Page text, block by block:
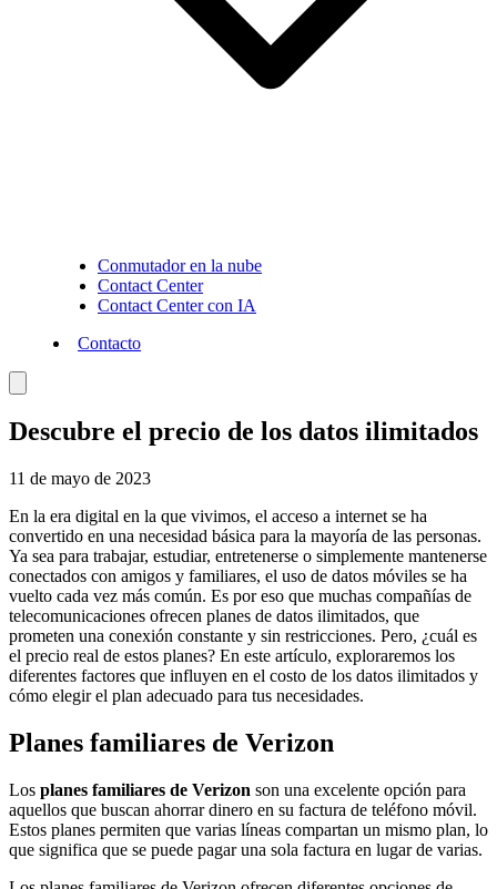
Conmutador en la nube
Contact Center
Contact Center con IA
Contacto
Descubre el precio de los datos ilimitados
11 de mayo de 2023
En la era digital en la que vivimos, el acceso a internet se ha
convertido en una necesidad básica para la mayoría de las personas.
Ya sea para trabajar, estudiar, entretenerse o simplemente mantenerse
conectados con amigos y familiares, el uso de datos móviles se ha
vuelto cada vez más común. Es por eso que muchas compañías de
telecomunicaciones ofrecen planes de datos ilimitados, que
prometen una conexión constante y sin restricciones. Pero, ¿cuál es
el precio real de estos planes? En este artículo, exploraremos los
diferentes factores que influyen en el costo de los datos ilimitados y
cómo elegir el plan adecuado para tus necesidades.
Planes familiares de Verizon
Los planes familiares de Verizon son una excelente opción para
aquellos que buscan ahorrar dinero en su factura de teléfono móvil.
Estos planes permiten que varias líneas compartan un mismo plan, lo
que significa que se puede pagar una sola factura en lugar de varias.